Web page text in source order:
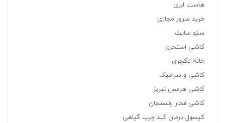
هاست ابری
خرید سرور مجازی
سئو سایت
کاشی استخری
خانه لاکچری
کاشی و سرامیک
کاشی هرمس تبریز
کاشی فخار رفسنجان
کپسول درمان کبد چرب گیاهی